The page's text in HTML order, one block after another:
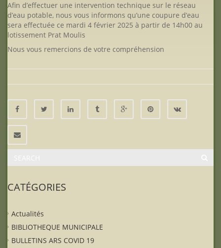
Afin d’effectuer une intervention technique sur le réseau
d’eau potable, nous vous informons qu’une coupure d’eau
sera effectuée ce mardi 4 février 2025 à partir de 14h00 au
lotissement Prat Moulis
Nous vous remercions de votre compréhension
CATÉGORIES
Actualités
BIBLIOTHEQUE MUNICIPALE
BULLETINS ARS COVID 19